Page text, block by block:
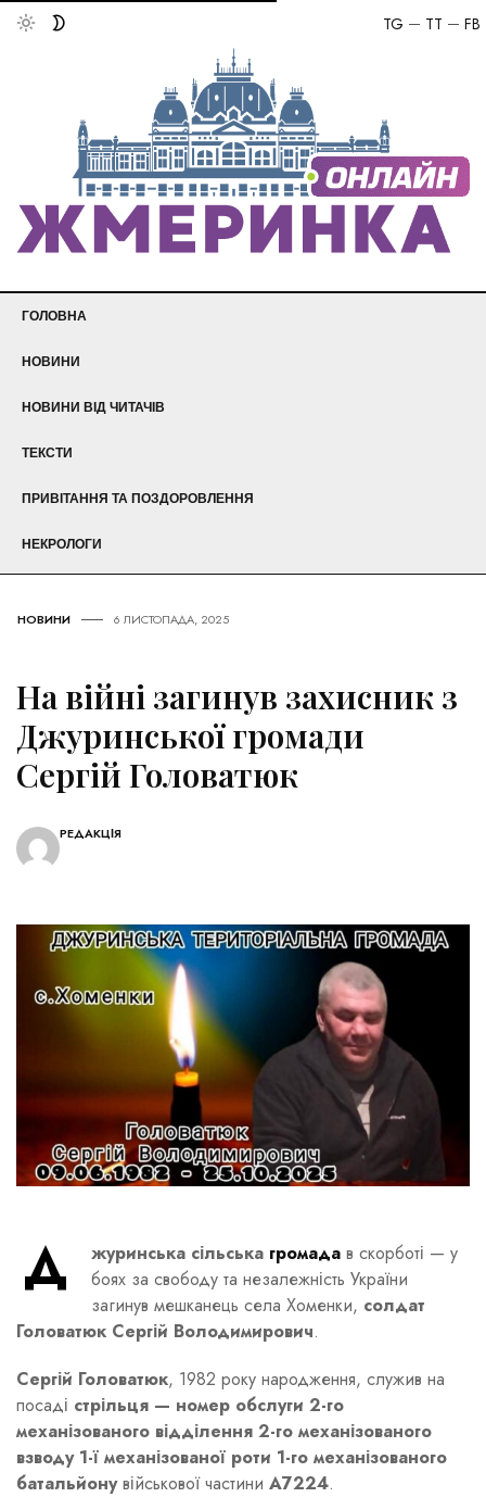
FB
TT
TG
ГОЛОВНА
НОВИНИ
НОВИНИ ВІД ЧИТАЧІВ
ТЕКСТИ
ПРИВІТАННЯ ТА ПОЗДОРОВЛЕННЯ
НЕКРОЛОГИ
НОВИНИ 6 ЛИСТОПАДА, 2025
На війні загинув захисник з
Джуринської громади
Сергій Головатюк
РЕДАКЦІЯ
Д журинська сільська громада в скорботі — у
боях за свободу та незалежність України
загинув мешканець села Хоменки, солдат
Головатюк Сергій Володимирович.
Сергій Головатюк, 1982 року народження, служив на
посаді стрільця — номер обслуги 2-го
механізованого відділення 2-го механізованого
взводу 1-ї механізованої роти 1-го механізованого
батальйонувійськової частини А7224.